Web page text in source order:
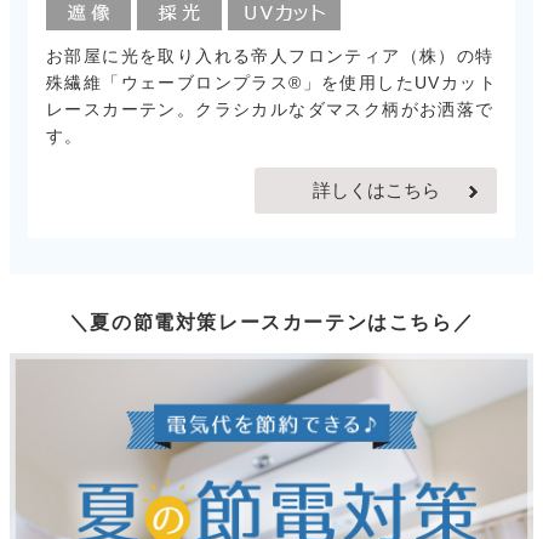
お部屋に光を取り入れる帝人フロンティア（株）の特
殊繊維「ウェーブロンプラス®」を使用したUVカット
レースカーテン。クラシカルなダマスク柄がお洒落で
す。
詳しくはこちら
＼夏の節電対策レースカーテンはこちら／